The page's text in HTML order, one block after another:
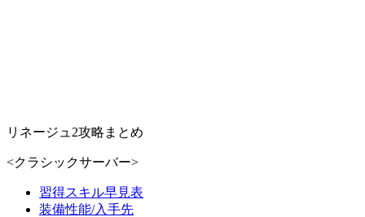
リネージュ2攻略まとめ
<クラシックサーバー>
習得スキル早見表
装備性能/入手先